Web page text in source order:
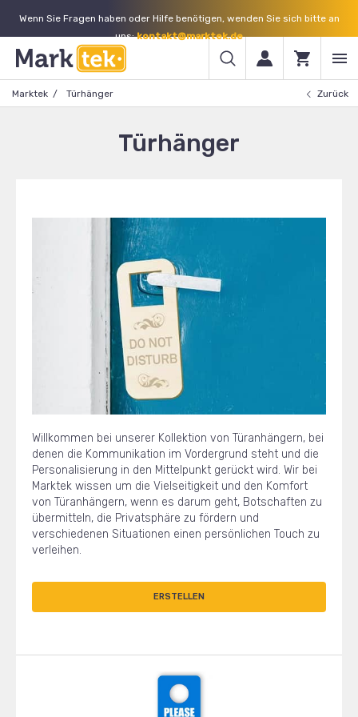
Wenn Sie Fragen haben oder Hilfe benötigen, wenden Sie sich bitte an
uns:kontakt@marktek.de
Marktek Türhänger Zurück
Türhänger
Willkommen bei unserer Kollektion von Türanhängern, bei
denen die Kommunikation im Vordergrund steht und die
Personalisierung in den Mittelpunkt gerückt wird. Wir bei
Marktek wissen um die Vielseitigkeit und den Komfort
von Türanhängern, wenn es darum geht, Botschaften zu
übermitteln, die Privatsphäre zu fördern und
verschiedenen Situationen einen persönlichen Touch zu
verleihen.
ERSTELLEN